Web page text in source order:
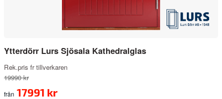
Ytterdörr Lurs Sjösala Kathedralglas
Rek.pris fr tillverkaren
19990 kr
från 17991 kr